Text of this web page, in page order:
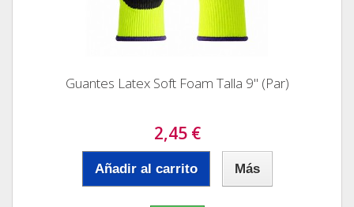
Guantes Latex Soft Foam Talla 9" (Par)
2,45 €
Añadir al carrito Más